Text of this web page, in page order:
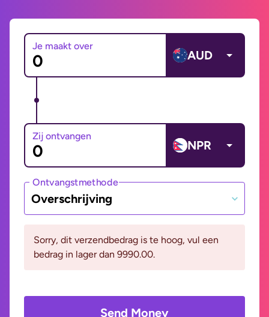
Je maakt over
AUD
Zij ontvangen
NPR
Ontvangstmethode
Overschrijving
Sorry, dit verzendbedrag is te hoog, vul een
bedrag in lager dan 9990.00.
Send Money